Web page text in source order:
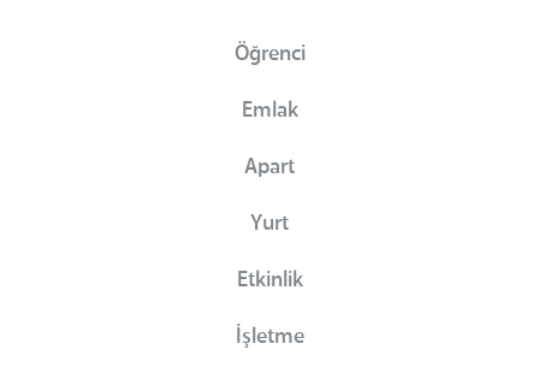
Öğrenci
Emlak
Apart
Yurt
Etkinlik
İşletme